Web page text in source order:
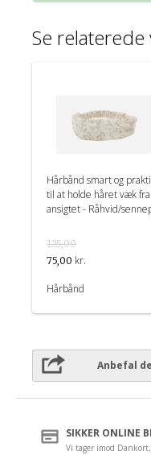
Se relaterede
Hårbånd smart og
til at holde håret væk fra
ansigtet - Råhvid/
125,00
75,00 kr.
Hårbånd
Anbefal
SIKKER ONLINE
Vi tager imod Dankort,